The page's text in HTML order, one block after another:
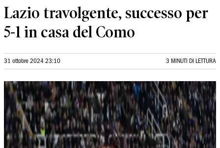
Lazio travolgente, successo per
5-1 in casa del Como
31 ottobre 2024 23:10 3 MINUTI DI LETTURA